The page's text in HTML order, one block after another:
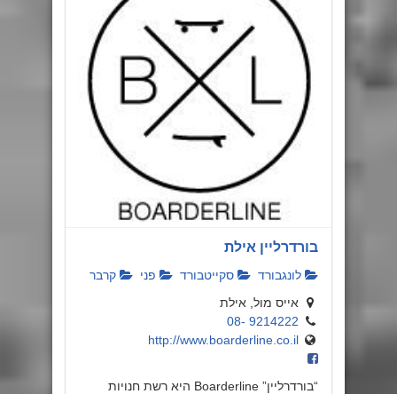
בורדרליין אילת
לונגבורד סקייטבורד פני
קרבר
אייס מול, אילת
9214222 -08
http://www.boarderline.co.il
“בורדרליין” Boarderline היא רשת חנויות